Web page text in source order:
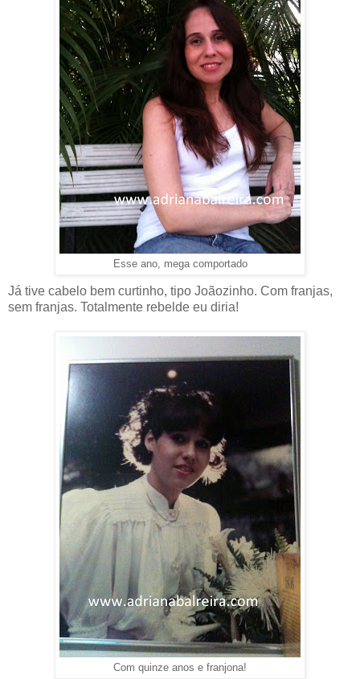
Esse ano, mega comportado
Já tive cabelo bem curtinho, tipo Joãozinho. Com franjas,
sem franjas. Totalmente rebelde eu diria!
Com quinze anos e franjona!